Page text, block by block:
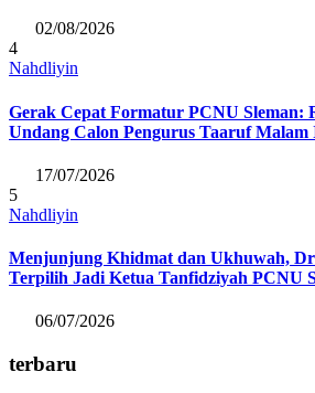
02/08/2026
4
Nahdliyin
Gerak Cepat Formatur PCNU Sleman:
Undang Calon Pengurus Taaruf Malam
17/07/2026
5
Nahdliyin
Menjunjung Khidmat dan Ukhuwah,
Terpilih Jadi Ketua Tanfidziyah PCNU
06/07/2026
terbaru